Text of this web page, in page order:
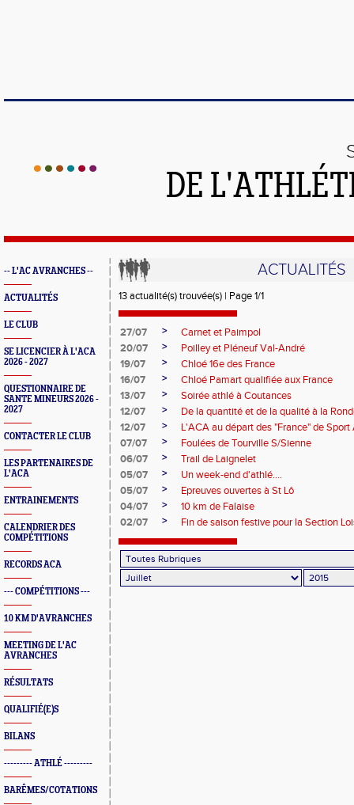
DE
-- L'AC AVRANCHES --
ACTUALITÉS
LE CLUB
SE LICENCIER À L'ACA
2026 - 2027
QUESTIONNAIRE DE
SANTE MINEURS 2026 -
2027
CONTACTER LE CLUB
LES PARTENAIRES DE
L'ACA
ENTRAINEMENTS
CALENDRIER DES
COMPÉTITIONS
RECORDS ACA
--- COMPÉTITIONS ---
10 KM D'AVRANCHES
MEETING DE L'AC
AVRANCHES
RÉSULTATS
QUALIFIÉ(E)S
BILANS
--------- ATHLÉ ---------
BARÊMES/COTATIONS
ACTUALITÉS
13 actualité(s) trouvée(s) | Page 1/1
27/07 >
Carnet et Paimpol
20/07
>
Poilley et Pléneuf Val-André
19/07
>
Chloé 16e des France
16/07
>
Chloé Pamart qualifiée aux France
13/07
>
Soirée athlé à Coutances
12/07
>
De la quantité et de la qualité à la
12/07
>
L'ACA au départ des "France" de Sport
07/07
>
Foulées de Tourville S/Sienne
06/07
>
Trail de Laignelet
05/07
>
Un week-end d'athlé....
05/07
>
Epreuves ouvertes à St Lô
04/07
>
10 km de Falaise
02/07
> Fin de saison festive pour la Section